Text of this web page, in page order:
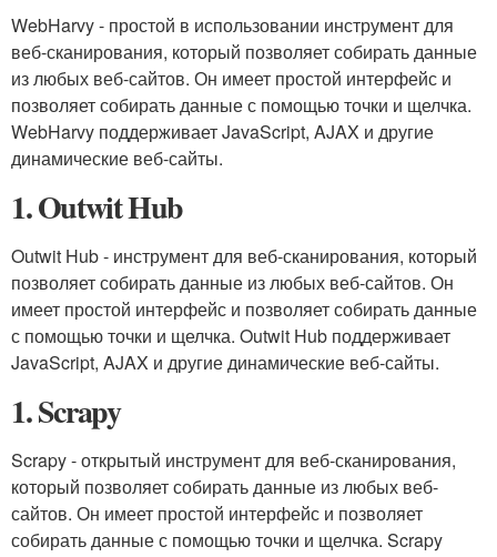
WebHarvy - простой в использовании инструмент для
веб-сканирования, который позволяет собирать данные
из любых веб-сайтов. Он имеет простой интерфейс и
позволяет собирать данные с помощью точки и щелчка.
WebHarvy поддерживает JavaScript, AJAX и другие
динамические веб-сайты.
1. Outwit Hub
Outwit Hub - инструмент для веб-сканирования, который
позволяет собирать данные из любых веб-сайтов. Он
имеет простой интерфейс и позволяет собирать данные
с помощью точки и щелчка. Outwit Hub поддерживает
JavaScript, AJAX и другие динамические веб-сайты.
1. Scrapy
Scrapy - открытый инструмент для веб-сканирования,
который позволяет собирать данные из любых веб-
сайтов. Он имеет простой интерфейс и позволяет
собирать данные с помощью точки и щелчка. Scrapy